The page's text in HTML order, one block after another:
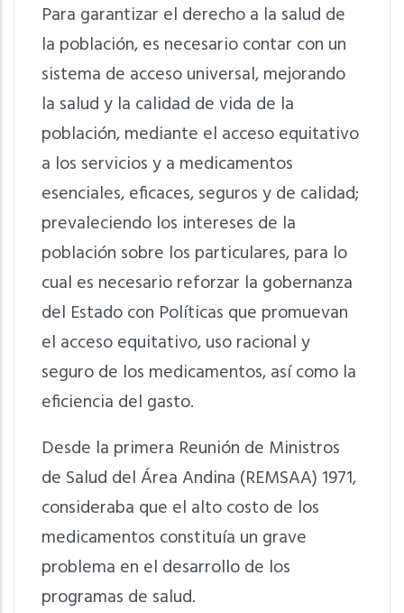
Para garantizar el derecho a la salud de
la población, es necesario contar con un
sistema de acceso universal, mejorando
la salud y la calidad de vida de la
población, mediante el acceso equitativo
a los servicios y a medicamentos
esenciales, eficaces, seguros y de calidad;
prevaleciendo los intereses de la
población sobre los particulares, para lo
cual es necesario reforzar la gobernanza
del Estado con Políticas que promuevan
el acceso equitativo, uso racional y
seguro de los medicamentos, así como la
eficiencia del gasto.
Desde la primera Reunión de Ministros
de Salud del Área Andina (REMSAA) 1971,
consideraba que el alto costo de los
medicamentos constituía un grave
problema en el desarrollo de los
programas de salud.